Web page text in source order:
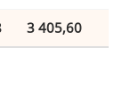
3 405,60